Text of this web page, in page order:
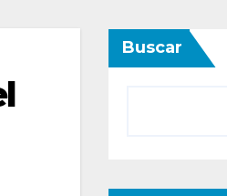
Buscar